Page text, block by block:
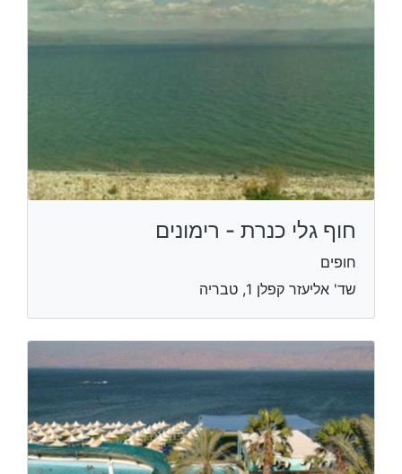
חוף גלי כנרת - רימונים
חופים
שד' אליעזר קפלן 1, טבריה